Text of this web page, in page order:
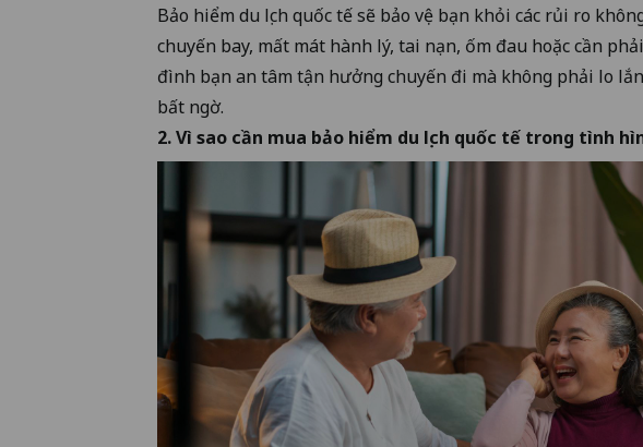
Bảo hiểm du lịch quốc tế sẽ bảo vệ bạn khỏi các rủi ro
chuyến bay, mất mát hành lý, tai nạn, ốm đau hoặc cần
đình bạn an tâm tận hưởng chuyến đi mà không phải lo
bất ngờ.
2. Vì sao cần mua bảo hiểm du lịch quốc tế trong tình